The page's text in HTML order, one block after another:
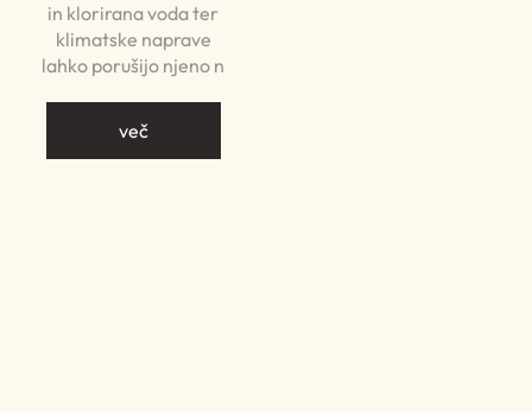
in klorirana voda ter
klimatske naprave
lahko porušijo njeno n
več